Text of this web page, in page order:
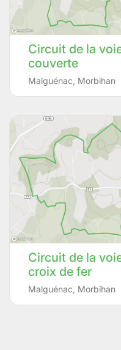
Circuit de la
couverte
Malguénac Morbihan
Circuit de la
croix de fer
Malguénac Morbihan